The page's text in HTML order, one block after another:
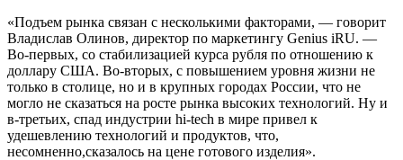
«Подъем рынка связан с несколькими факторами, — говорит
Владислав Олинов, директор по маркетингу Genius iRU. —
Во-первых, со стабилизацией курса рубля по отношению к
доллару США. Во-вторых, с повышением уровня жизни не
только в столице, но и в крупных городах России, что не
могло не сказаться на росте рынка высоких технологий. Ну и
в-третьих, спад индустрии hi-tech в мире привел к
удешевлению технологий и продуктов, что,
несомненно,сказалось на цене готового изделия».